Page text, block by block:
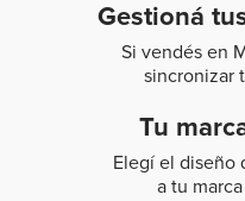
Gestioná
Si vendés en
sincronizar
Tu
Elegí el diseño
a tu